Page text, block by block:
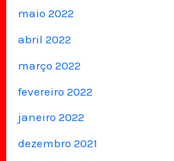
maio 2022
abril 2022
março 2022
fevereiro 2022
janeiro 2022
dezembro 2021